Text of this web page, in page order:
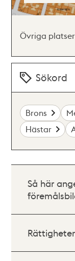
Övriga
Sökord
Brons
Hästar
Så här
Rättigheter